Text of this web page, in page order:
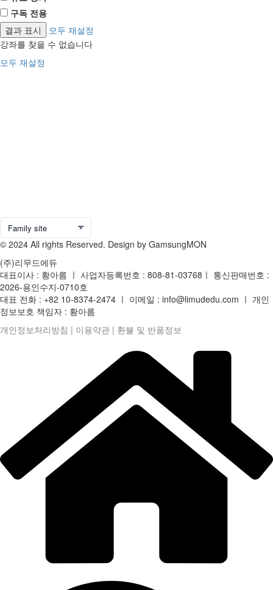
구독 전용
모두 재설정
강좌를 찾을 수 없습니다
모두 재설정
© 2024 All rights Reserved. Design by GamsungMON
(주)리무드에듀
대표이사 : 황아름 ㅣ 사업자등록번호 : 808-81-03768ㅣ 통신판매번호 :
2026-용인수지-0710호
대표 전화 : +82 10-8374-2474 ㅣ 이메일 : info@limudedu.com ㅣ 개인
정보보호 책임자 : 황아름
개인정보처리방침 | 이용약관 | 환불 및 반품정보